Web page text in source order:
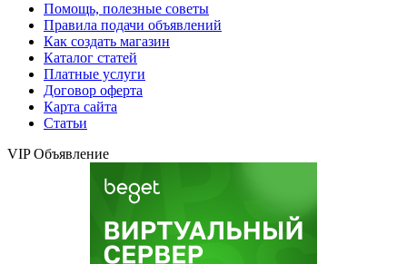
Помощь, полезные советы
Правила подачи объявлений
Как создать магазин
Каталог статей
Платные услуги
Договор оферта
Карта сайта
Статьи
VIP Объявление